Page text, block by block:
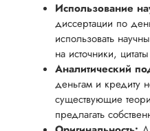
Использование
диссертации по
использовать
на источники,
Аналитический
деньгам и кредиту
существующие
предлагать